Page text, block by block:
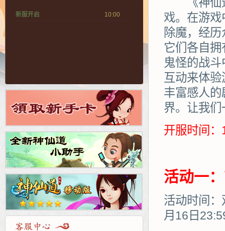
新服开启 10:00
戏。在游
除魔，经
它们各自
鬼怪的战
互动来体
丰富感人
界。让我们
开服时间
活动一
活动时间
月16日